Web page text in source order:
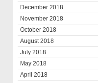
December 2018
November 2018
October 2018
August 2018
July 2018
May 2018
April 2018